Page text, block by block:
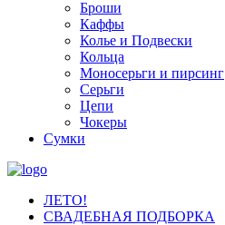
Броши
Каффы
Колье и Подвески
Кольца
Моносерьги и пирсинг
Серьги
Цепи
Чокеры
Сумки
ЛЕТО!
СВАДЕБНАЯ ПОДБОРКА